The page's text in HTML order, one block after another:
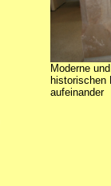
Moderne
historischen
aufeinander